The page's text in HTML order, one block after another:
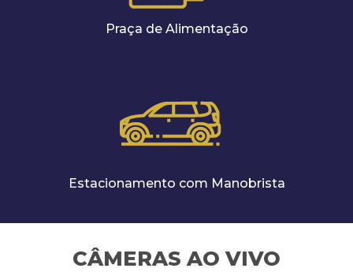
Praça de Alimentação
Estacionamento com Manobrista
CÂMERAS AO VIVO